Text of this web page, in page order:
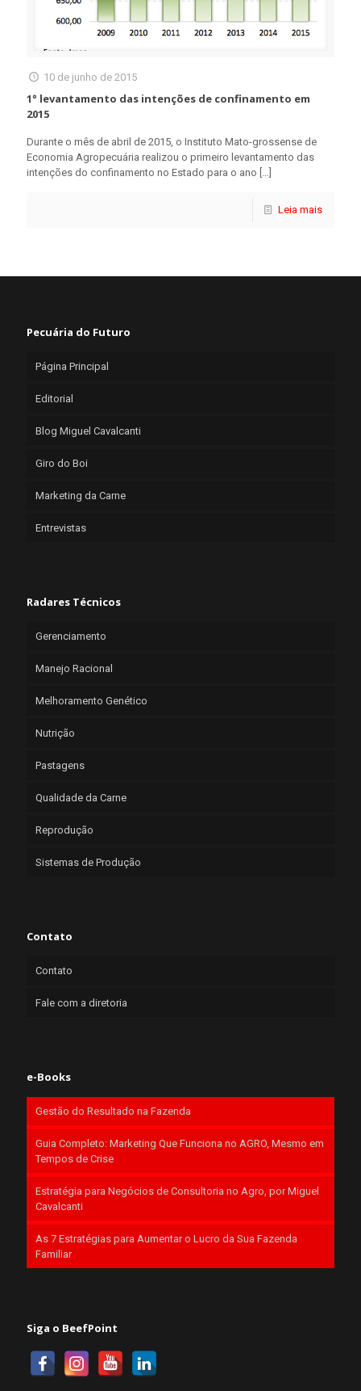
10 de junho de 2015
1° levantamento das intenções de confinamento em
2015
Durante o mês de abril de 2015, o Instituto Mato-grossense de
Economia Agropecuária realizou o primeiro levantamento das
intenções do confinamento no Estado para o ano […]
Leia mais
Pecuária do Futuro
Página Principal
Editorial
Blog Miguel Cavalcanti
Giro do Boi
Marketing da Carne
Entrevistas
Radares Técnicos
Gerenciamento
Manejo Racional
Melhoramento Genético
Nutrição
Pastagens
Qualidade da Carne
Reprodução
Sistemas de Produção
Contato
Contato
Fale com a diretoria
e-Books
Gestão do Resultado na Fazenda
Guia Completo: Marketing Que Funciona no AGRO, Mesmo em
Tempos de Crise
Estratégia para Negócios de Consultoria no Agro, por Miguel
Cavalcanti
As 7 Estratégias para Aumentar o Lucro da Sua Fazenda
Familiar
Siga o BeefPoint